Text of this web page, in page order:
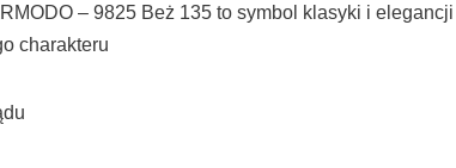
– 9825 Beż 135 to symbol klasyki i
charakteru